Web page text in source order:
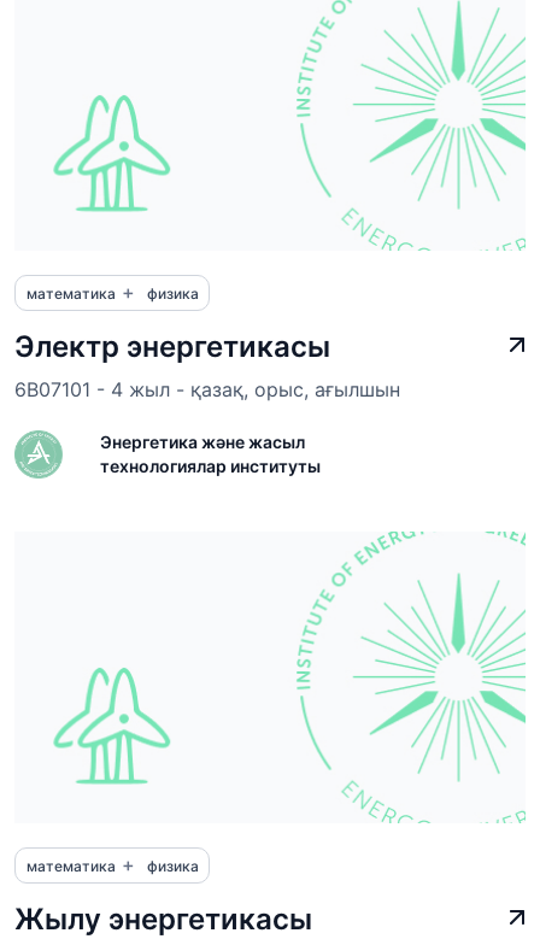
математика + физика
Электр энергетикасы
6B07101 - 4 жыл - қазақ, орыс, ағылшын
Энергетика және жасыл
технологиялар институты
математика + физика
Жылу энергетикасы